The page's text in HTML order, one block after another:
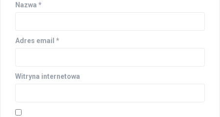
Nazwa *
Adres email *
Witryna internetowa